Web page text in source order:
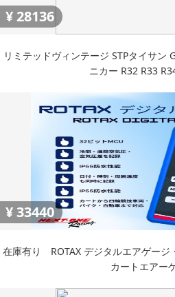
¥ 28136
リミテッドヴィンテージ STPタイサン
ニカー R32 R33
¥33440
在庫有り ROTAX デジタルエアゲー
カートエアー